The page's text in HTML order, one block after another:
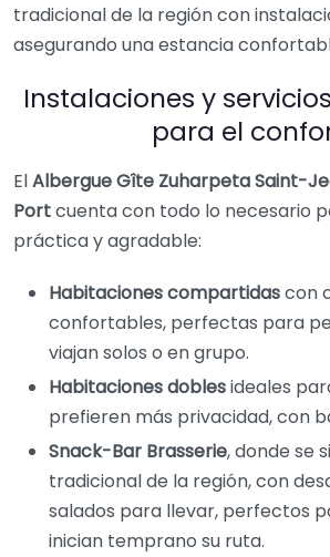
tradicional de la región con
asegurando una estancia
Instalaciones y
para el
ElAlbergue Gîte Zuharpeta Saint-
Portcuenta con todo lo necesario
práctica y agradable:
Habitaciones compartidascon
confortables, perfectas para
viajan solos o en grupo.
Habitaciones doblesideales
prefieren más privacidad, con
Snack-Bar Brasserie, donde se
tradicional de la región, con
salados para llevar, perfectos
inician temprano su ruta.